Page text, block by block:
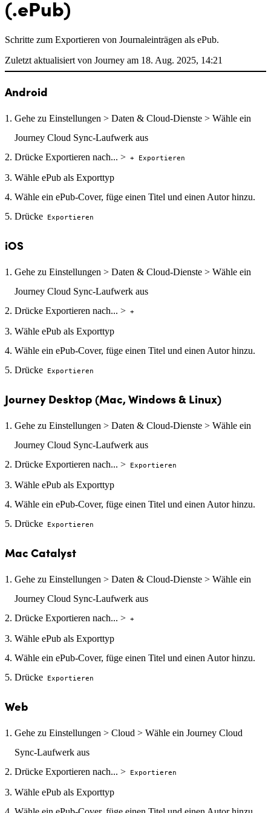
(.ePub)
Schritte zum Exportieren von Journaleinträgen als ePub.
Zuletzt aktualisiert von Journey am 18. Aug. 2025, 14:21
Android
Gehe zu Einstellungen > Daten & Cloud-Dienste > Wähle ein
Journey Cloud Sync-Laufwerk aus
Drücke Exportieren nach... > + Exportieren
Wähle ePub als Exporttyp
Wähle ein ePub-Cover, füge einen Titel und einen Autor hinzu.
Drücke
Exportieren
iOS
Gehe zu Einstellungen > Daten & Cloud-Dienste > Wähle ein
Journey Cloud Sync-Laufwerk aus
Drücke Exportieren nach... > +
Wähle ePub als Exporttyp
Wähle ein ePub-Cover, füge einen Titel und einen Autor hinzu.
Drücke
Exportieren
Journey Desktop (Mac, Windows & Linux)
Gehe zu Einstellungen > Daten & Cloud-Dienste > Wähle ein
Journey Cloud Sync-Laufwerk aus
Drücke Exportieren nach... >
Exportieren
Wähle ePub als Exporttyp
Wähle ein ePub-Cover, füge einen Titel und einen Autor hinzu.
Drücke
Exportieren
Mac Catalyst
Gehe zu Einstellungen > Daten & Cloud-Dienste > Wähle ein
Journey Cloud Sync-Laufwerk aus
Drücke Exportieren nach... > +
Wähle ePub als Exporttyp
Wähle ein ePub-Cover, füge einen Titel und einen Autor hinzu.
Drücke
Exportieren
Web
Gehe zu Einstellungen > Cloud > Wähle ein Journey Cloud
Sync-Laufwerk aus
Drücke Exportieren nach... >
Exportieren
Wähle ePub als Exporttyp